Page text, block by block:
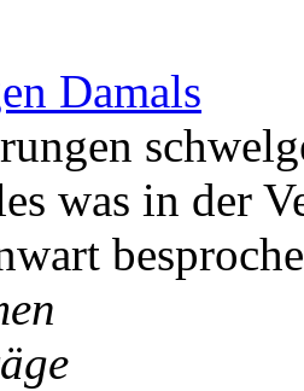
Damals
was in der